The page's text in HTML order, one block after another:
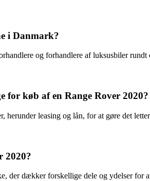
i Danmark?
og forhandlere af luksusbiler
for køb af en Range Rover 2020?
leasing og lån, for at gøre det
2020?
der dækker forskellige dele og ydelser for